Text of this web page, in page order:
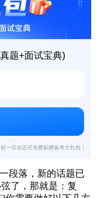
题+面试宝典)
一百名还可免费获赠备考大礼包！
段落，新的话题已
了，那就是：复